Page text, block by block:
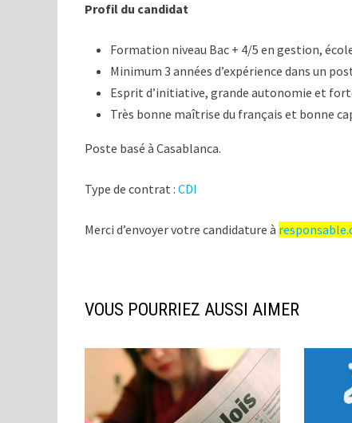
Profil du candidat
Formation niveau Bac + 4/5 en gestion,
Minimum 3 années d’expérience dans un
Esprit d’initiative, grande autonomie et
Très bonne maîtrise du français et bonne
Poste basé à Casablanca.
Type de contrat :CDI
Merci d’envoyer votre candidature à
VOUS POURRIEZ AUSSI AIMER